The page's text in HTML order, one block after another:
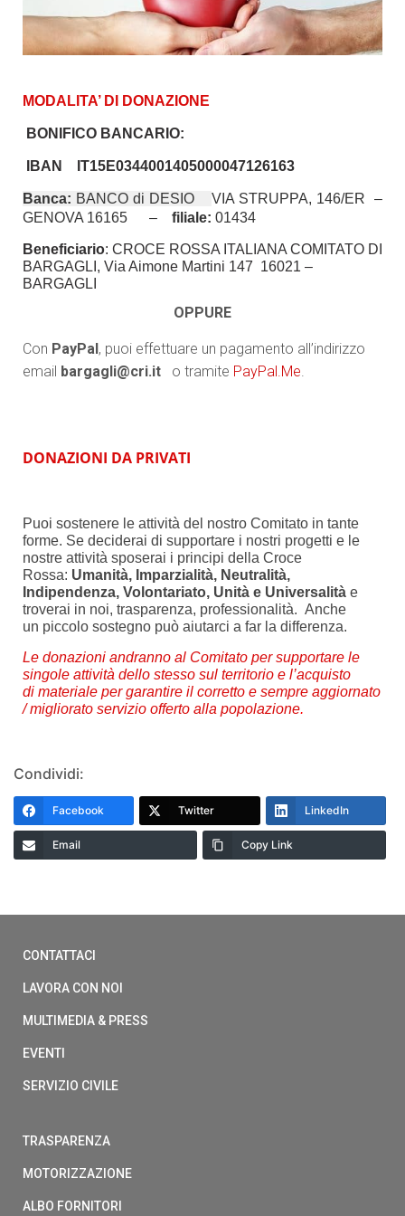
MODALITA’ DI DONAZIONE
BONIFICO BANCARIO:
IBAN IT15E0344001405000047126163
Banca: BANCO di DESIOVIA STRUPPA, 146/ER –
GENOVA 16165 – filiale: 01434
Beneficiario: CROCE ROSSA ITALIANA COMITATO DI
BARGAGLI, Via Aimone Martini 147 16021 –
BARGAGLI
OPPURE
Con PayPal , puoi effettuare un pagamento all’indirizzo
email bargagli@cri.it o tramite PayPal.Me.
DONAZIONI DA PRIVATI
Puoi sostenere le attività del nostro Comitato in tante
forme. Se deciderai di supportare i nostri progetti e le
nostre attività sposerai i principi della Croce
Rossa: Umanità, Imparzialità, Neutralità,
Indipendenza, Volontariato, Unità e Universalità e
troverai in noi, trasparenza, professionalità. Anche
un piccolo sostegno può aiutarci a far la differenza.
Le donazioni andranno al Comitato per supportare le
singole attività dello stesso sul territorio e l’acquisto
di materiale per garantire il corretto e sempre aggiornato
/ migliorato servizio offerto alla popolazione.
Condividi:
Facebook Twitter LinkedIn
Email Copy Link
CONTATTACI
LAVORA CON NOI
MULTIMEDIA & PRESS
EVENTI
SERVIZIO CIVILE
TRASPARENZA
MOTORIZZAZIONE
ALBO FORNITORI